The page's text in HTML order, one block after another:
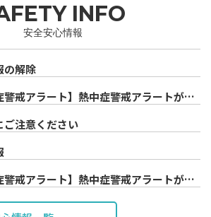
INFO
安全安心情報
の解除
警戒アラート】熱中症警戒アラートが発
ご注意ください
警戒アラート】熱中症警戒アラートが発